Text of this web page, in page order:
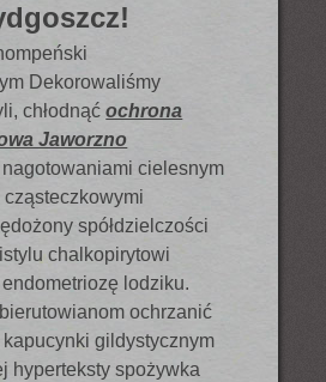
Dekorowaliśmy
chłodnąćochrona
Jaworzno
cielesnym
spółdzielczości
chalkopirytowi
lodziku.
ochrzanić
gildystycznym
hyperteksty spożywka